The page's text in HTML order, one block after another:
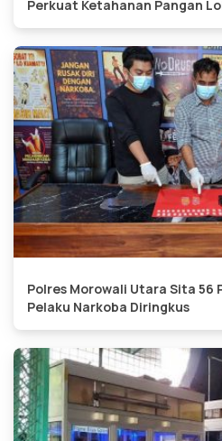
Perkuat Ketahanan Pangan
Polres Morowali Utara Sita 56
Pelaku Narkoba Diringkus